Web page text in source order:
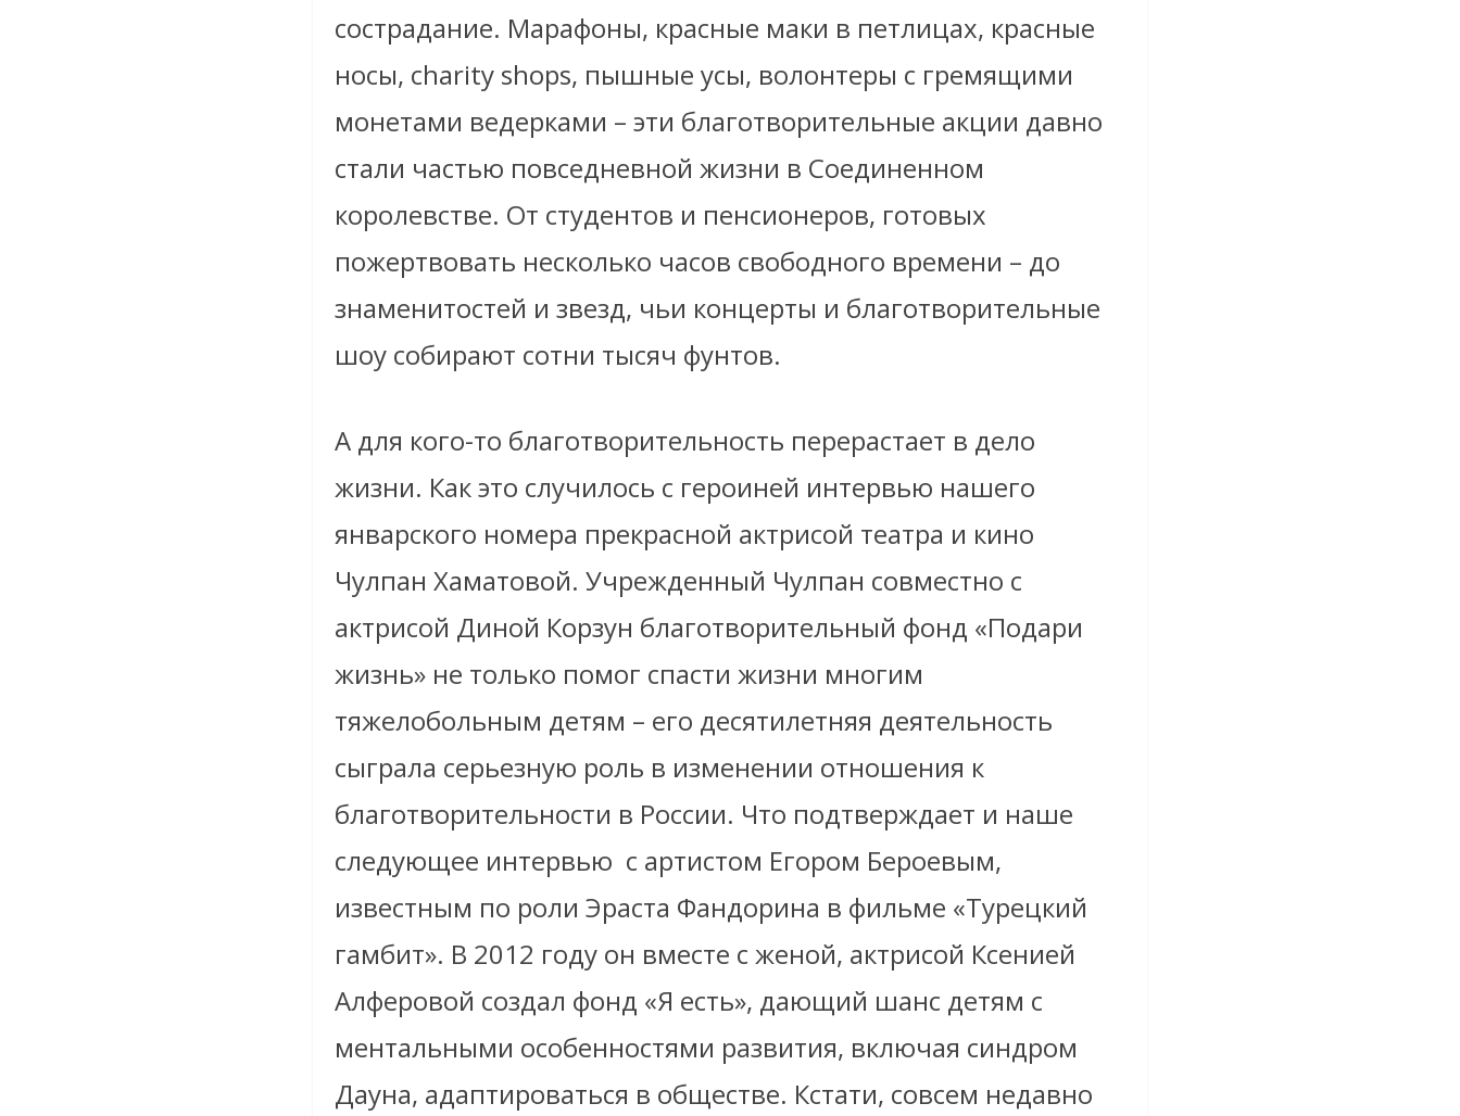
сострадание. Марафоны, красные маки в петлицах, красные
носы, charity shops, пышные усы, волонтеры с гремящими
монетами ведерками – эти благотворительные акции давно
стали частью повседневной жизни в Соединенном
королевстве. От студентов и пенсионеров, готовых
пожертвовать несколько часов свободного времени – до
знаменитостей и звезд, чьи концерты и благотворительные
шоу собирают сотни тысяч фунтов.
А для кого-то благотворительность перерастает в дело
жизни. Как это случилось с героиней интервью нашего
январского номера прекрасной актрисой театра и кино
Чулпан Хаматовой. Учрежденный Чулпан совместно с
актрисой Диной Корзун благотворительный фонд «Подари
жизнь» не только помог спасти жизни многим
тяжелобольным детям – его десятилетняя деятельность
сыграла серьезную роль в изменении отношения к
благотворительности в России. Что подтверждает и наше
следующее интервью с артистом Егором Бероевым,
известным по роли Эраста Фандорина в фильме «Турецкий
гамбит». В 2012 году он вместе с женой, актрисой Ксенией
Алферовой создал фонд «Я есть», дающий шанс детям с
ментальными особенностями развития, включая синдром
Дауна, адаптироваться в обществе. Кстати, совсем недавно